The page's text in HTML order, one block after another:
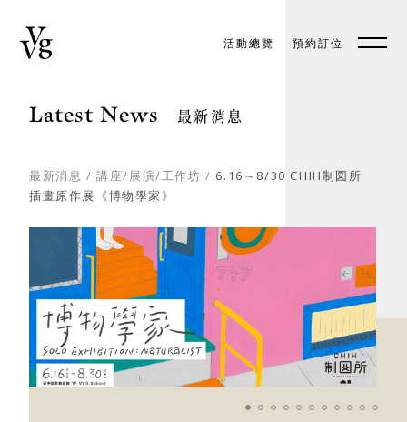
活動總覽 預約訂位
預約訂位 EN
Latest News 最新消息
最新消息 /講座/展演/工作坊 / 6.16～8/30 CHIH制図所
插畫原作展《博物學家》